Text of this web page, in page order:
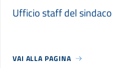
Ufficio staff del sindaco
VAI ALLA PAGINA